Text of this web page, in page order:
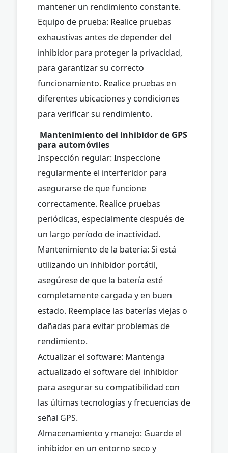
mantener un rendimiento constante.
Equipo de prueba: Realice pruebas
exhaustivas antes de depender del
inhibidor para proteger la privacidad,
para garantizar su correcto
funcionamiento. Realice pruebas en
diferentes ubicaciones y condiciones
para verificar su rendimiento.
Mantenimiento del inhibidor de GPS
para automóviles
Inspección regular: Inspeccione
regularmente el interferidor para
asegurarse de que funcione
correctamente. Realice pruebas
periódicas, especialmente después de
un largo período de inactividad.
Mantenimiento de la batería: Si está
utilizando un inhibidor portátil,
asegúrese de que la batería esté
completamente cargada y en buen
estado. Reemplace las baterías viejas o
dañadas para evitar problemas de
rendimiento.
Actualizar el software: Mantenga
actualizado el software del inhibidor
para asegurar su compatibilidad con
las últimas tecnologías y frecuencias de
señal GPS.
Almacenamiento y manejo: Guarde el
inhibidor en un entorno seco y